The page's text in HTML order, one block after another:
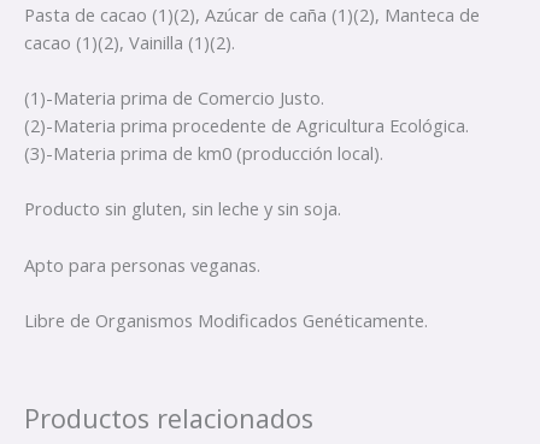
Pasta de cacao (1)(2), Azúcar de caña (1)(2), Manteca de
cacao (1)(2), Vainilla (1)(2).
(1)-Materia prima de Comercio Justo.
(2)-Materia prima procedente de Agricultura Ecológica.
(3)-Materia prima de km0 (producción local).
Producto sin gluten, sin leche y sin soja.
Apto para personas veganas.
Libre de Organismos Modificados Genéticamente.
Productos relacionados